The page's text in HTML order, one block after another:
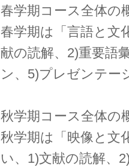
春学期コース全体の
春学期は「言語と文
献の読解、2)重要語
ン、5)プレゼンテー
秋学期コース全体の
秋学期は「映像と文
い、1)文献の読解、